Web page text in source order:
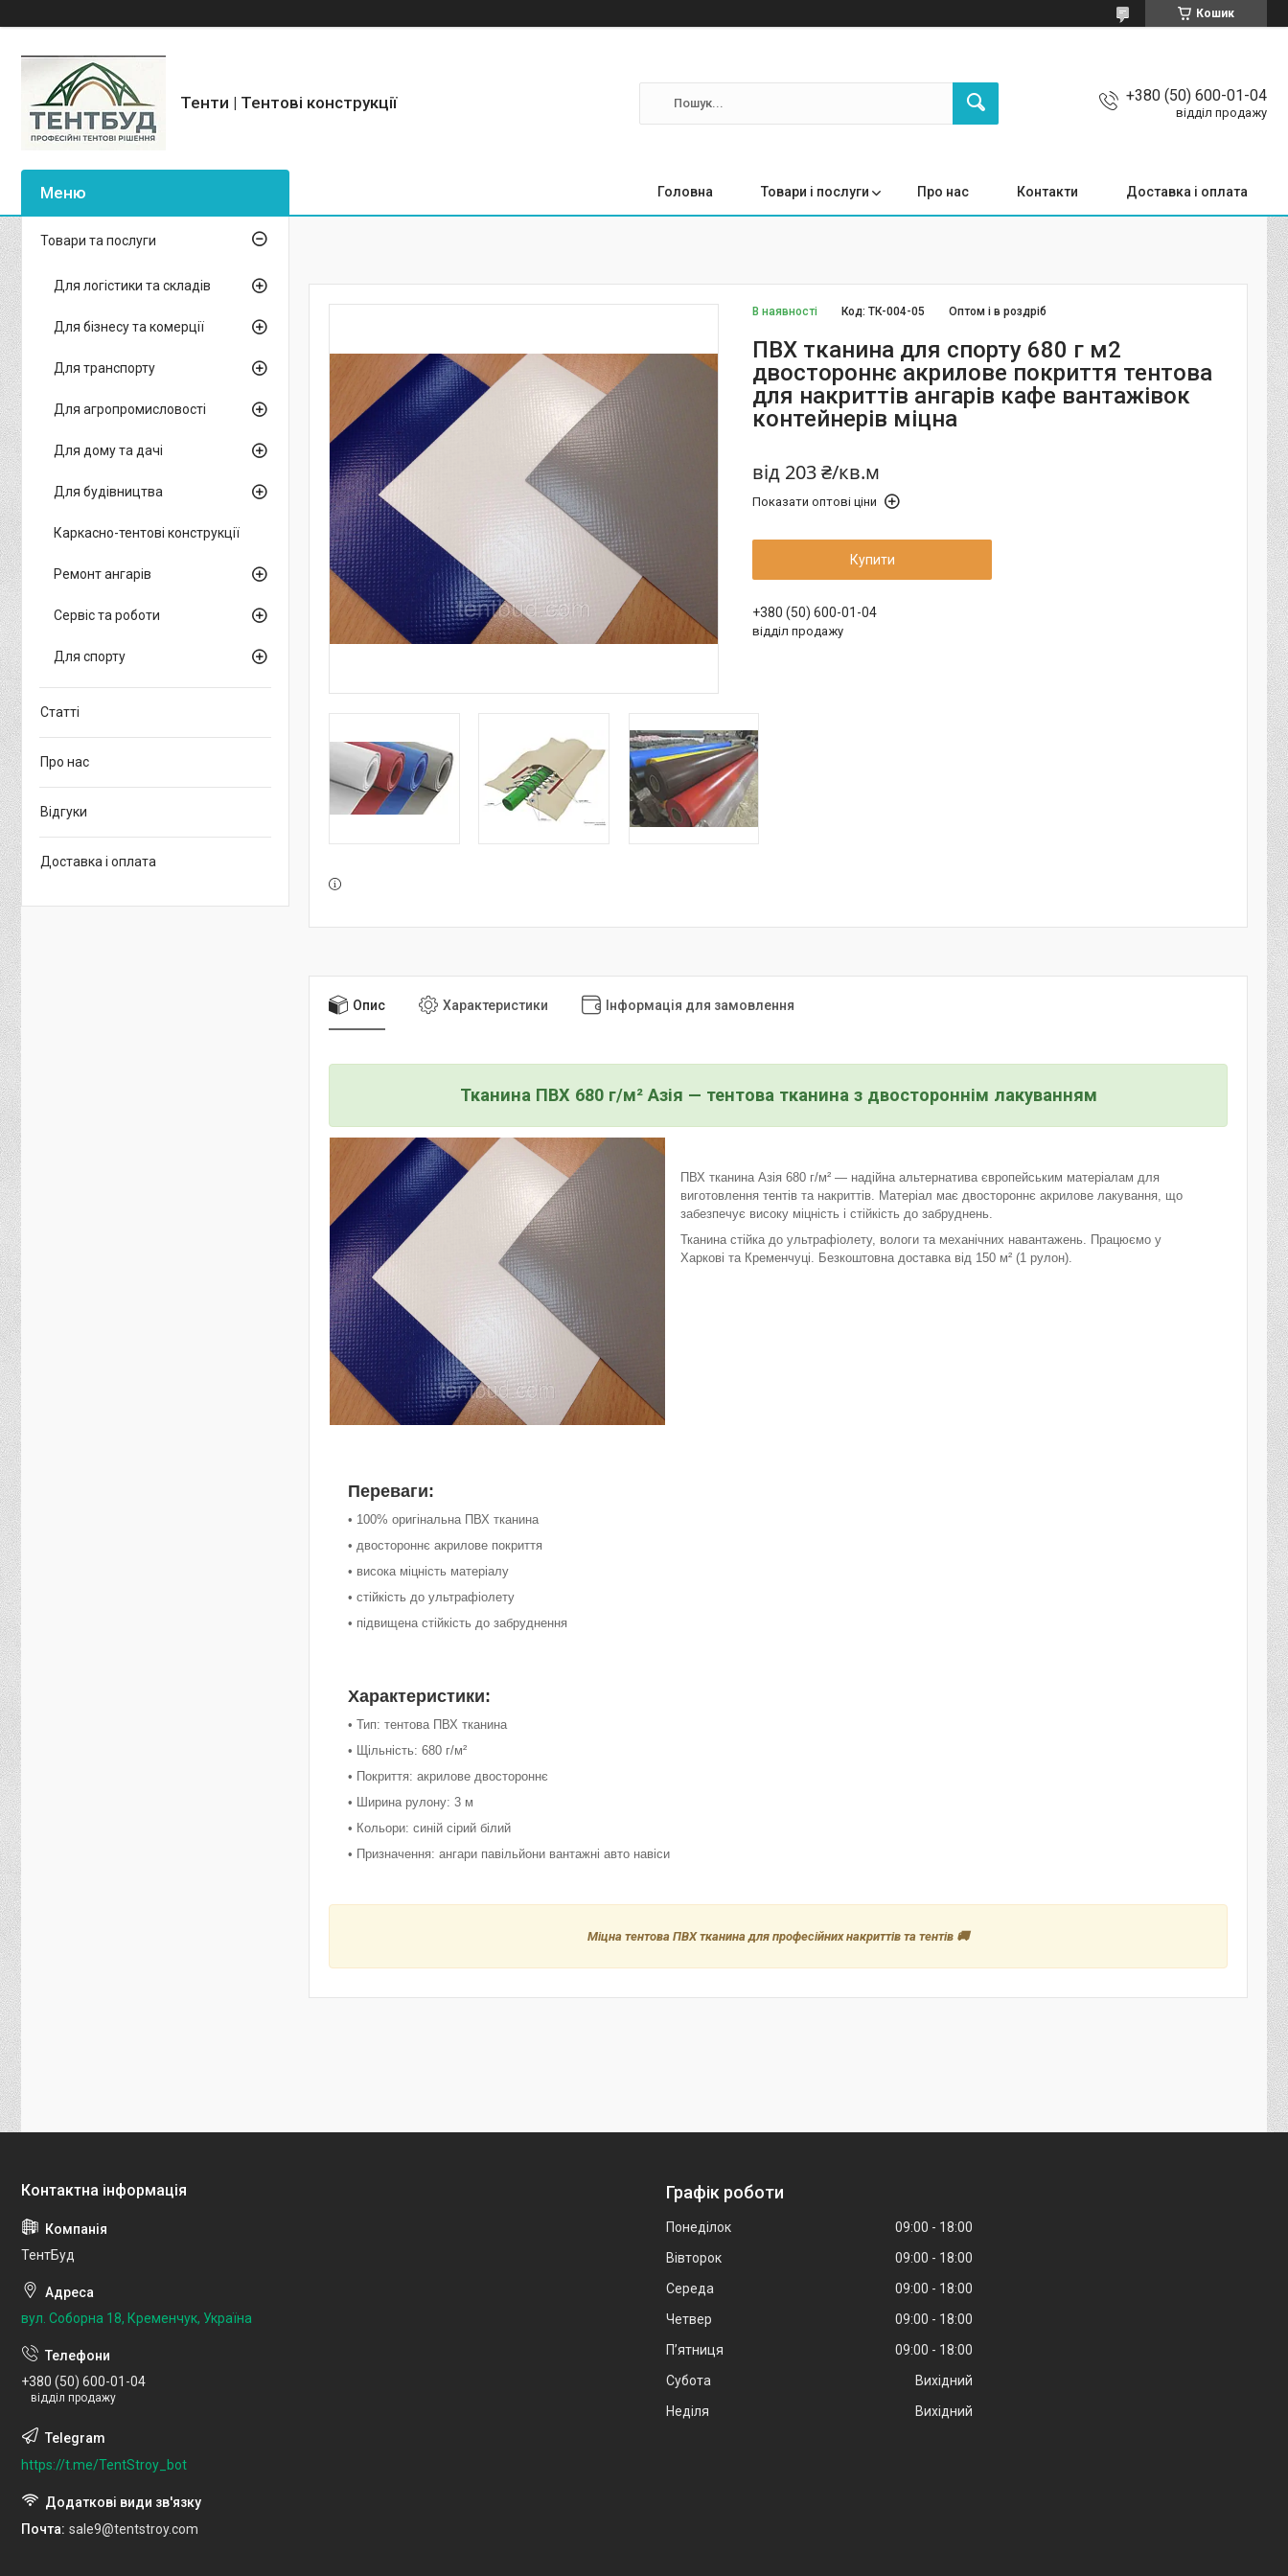
Кошик
Тенти | Тентові конструкції +380 (50) 600-01-04
відділ продажу
Головна Товари і послуги Про нас Контакти Доставка і оплата
В наявності Оптом і в роздріб
Код:ТК-004-05
ПВХ тканина для спорту 680 г м2
двостороннє акрилове покриття тентова
для накриттів ангарів кафе вантажівок
контейнерів міцна
від 203 ₴/кв.м
Показати оптові ціни
Купити
+380 (50) 600-01-04
відділ продажу
Опис Характеристики Інформація для замовлення
Тканина ПВХ 680 г/м² Азія — тентова тканина з двостороннім лакуванням
ПВХ тканина Азія 680 г/м² — надійна альтернатива європейським матеріалам для
виготовлення тентів та накриттів. Матеріал має двостороннє акрилове лакування, що
забезпечує високу міцність і стійкість до забруднень.
Тканина стійка до ультрафіолету, вологи та механічних навантажень. Працюємо у
Харкові та Кременчуці. Безкоштовна доставка від 150 м² (1 рулон).
Переваги:
• 100% оригінальна ПВХ тканина
• двостороннє акрилове покриття
• висока міцність матеріалу
• стійкість до ультрафіолету
• підвищена стійкість до забруднення
Характеристики:
• Тип: тентова ПВХ тканина
• Щільність: 680 г/м²
• Покриття: акрилове двостороннє
• Ширина рулону: 3 м
• Кольори: синій сірий білий
• Призначення: ангари павільйони вантажні авто навіси
Міцна тентова ПВХ тканина для професійних накриттів та тентів 🚚
Товари та послуги
Для логістики та складів
Для бізнесу та комерції
Для транспорту
Для агропромисловості
Для дому та дачі
Для будівництва
Каркасно-тентові конструкції
Ремонт ангарів
Сервіс та роботи
Для спорту
Статті
Про нас
Відгуки
Доставка і оплата
ТентБуд
вул. Соборна 18, Кременчук, Україна
+380 (50) 600-01-04
відділ продажу
https://t.me/TentStroy_bot
Почта sale9@tentstroy.com
Графік роботи
Понеділок 09:00
18:00
Вівторок
09:00
18:00
Середа
09:00
18:00
Четвер
09:00
18:00
Пʼятниця
09:00
18:00
Субота
Вихідний
Неділя
Вихідний